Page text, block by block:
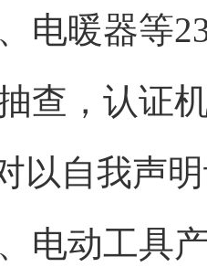
电暖器等
查，认证
以自我声
电动工具